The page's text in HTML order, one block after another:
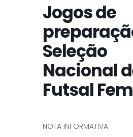
Jogos de
Seleção
Nacional
Futsal
NOTA INFORMATIVA